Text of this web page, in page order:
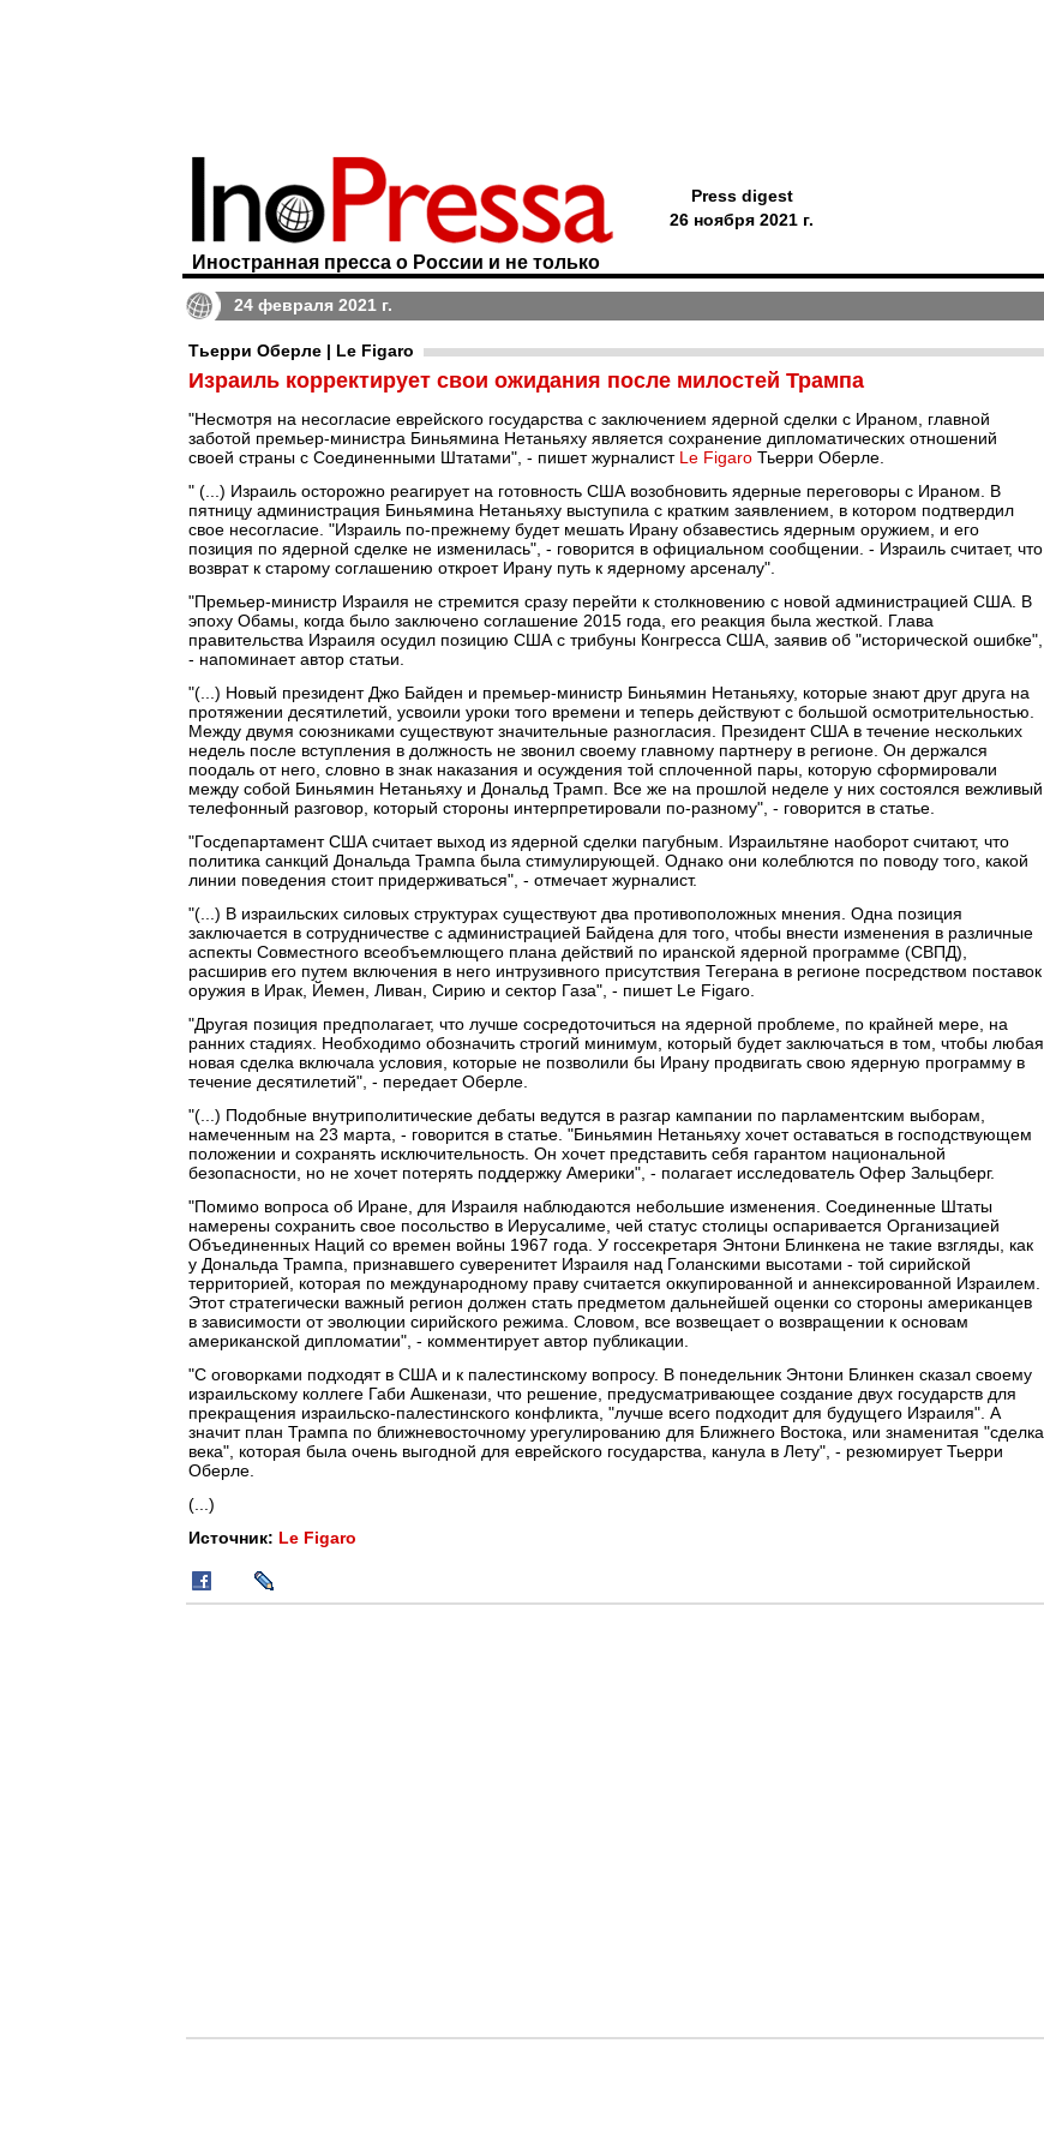
Иностранная пресса о России и не только
Press digest
26 ноября 2021 г.
24 февраля 2021 г.
Тьерри Оберле | Le Figaro
Израиль корректирует свои ожидания после милостей Трампа
"Несмотря на несогласие еврейского государства с заключением ядерной сделки с Ираном, главной
заботой премьер-министра Биньямина Нетаньяху является сохранение дипломатических отношений
своей страны с Соединенными Штатами", - пишет журналист Le Figaro Тьерри Оберле.
" (...) Израиль осторожно реагирует на готовность США возобновить ядерные переговоры с Ираном. В
пятницу администрация Биньямина Нетаньяху выступила с кратким заявлением, в котором подтвердил
свое несогласие. "Израиль по-прежнему будет мешать Ирану обзавестись ядерным оружием, и его
позиция по ядерной сделке не изменилась", - говорится в официальном сообщении. - Израиль считает, что
возврат к старому соглашению откроет Ирану путь к ядерному арсеналу".
"Премьер-министр Израиля не стремится сразу перейти к столкновению с новой администрацией США. В
эпоху Обамы, когда было заключено соглашение 2015 года, его реакция была жесткой. Глава
правительства Израиля осудил позицию США с трибуны Конгресса США, заявив об "исторической ошибке",
- напоминает автор статьи.
"(...) Новый президент Джо Байден и премьер-министр Биньямин Нетаньяху, которые знают друг друга на
протяжении десятилетий, усвоили уроки того времени и теперь действуют с большой осмотрительностью.
Между двумя союзниками существуют значительные разногласия. Президент США в течение нескольких
недель после вступления в должность не звонил своему главному партнеру в регионе. Он держался
поодаль от него, словно в знак наказания и осуждения той сплоченной пары, которую сформировали
между собой Биньямин Нетаньяху и Дональд Трамп. Все же на прошлой неделе у них состоялся вежливый
телефонный разговор, который стороны интерпретировали по-разному", - говорится в статье.
"Госдепартамент США считает выход из ядерной сделки пагубным. Израильтяне наоборот считают, что
политика санкций Дональда Трампа была стимулирующей. Однако они колеблются по поводу того, какой
линии поведения стоит придерживаться", - отмечает журналист.
"(...) В израильских силовых структурах существуют два противоположных мнения. Одна позиция
заключается в сотрудничестве с администрацией Байдена для того, чтобы внести изменения в различные
аспекты Совместного всеобъемлющего плана действий по иранской ядерной программе (СВПД),
расширив его путем включения в него интрузивного присутствия Тегерана в регионе посредством поставок
оружия в Ирак, Йемен, Ливан, Сирию и сектор Газа", - пишет Le Figaro.
"Другая позиция предполагает, что лучше сосредоточиться на ядерной проблеме, по крайней мере, на
ранних стадиях. Необходимо обозначить строгий минимум, который будет заключаться в том, чтобы любая
новая сделка включала условия, которые не позволили бы Ирану продвигать свою ядерную программу в
течение десятилетий", - передает Оберле.
"(...) Подобные внутриполитические дебаты ведутся в разгар кампании по парламентским выборам,
намеченным на 23 марта, - говорится в статье. "Биньямин Нетаньяху хочет оставаться в господствующем
положении и сохранять исключительность. Он хочет представить себя гарантом национальной
безопасности, но не хочет потерять поддержку Америки", - полагает исследователь Офер Зальцберг.
"Помимо вопроса об Иране, для Израиля наблюдаются небольшие изменения. Соединенные Штаты
намерены сохранить свое посольство в Иерусалиме, чей статус столицы оспаривается Организацией
Объединенных Наций со времен войны 1967 года. У госсекретаря Энтони Блинкена не такие взгляды, как
у Дональда Трампа, признавшего суверенитет Израиля над Голанскими высотами - той сирийской
территорией, которая по международному праву считается оккупированной и аннексированной Израилем.
Этот стратегически важный регион должен стать предметом дальнейшей оценки со стороны американцев
в зависимости от эволюции сирийского режима. Словом, все возвещает о возвращении к основам
американской дипломатии", - комментирует автор публикации.
"С оговорками подходят в США и к палестинскому вопросу. В понедельник Энтони Блинкен сказал своему
израильскому коллеге Габи Ашкенази, что решение, предусматривающее создание двух государств для
прекращения израильско-палестинского конфликта, "лучше всего подходит для будущего Израиля". А
значит план Трампа по ближневосточному урегулированию для Ближнего Востока, или знаменитая "сделка
века", которая была очень выгодной для еврейского государства, канула в Лету", - резюмирует Тьерри
Оберле.
(...)
Источник: Le Figaro